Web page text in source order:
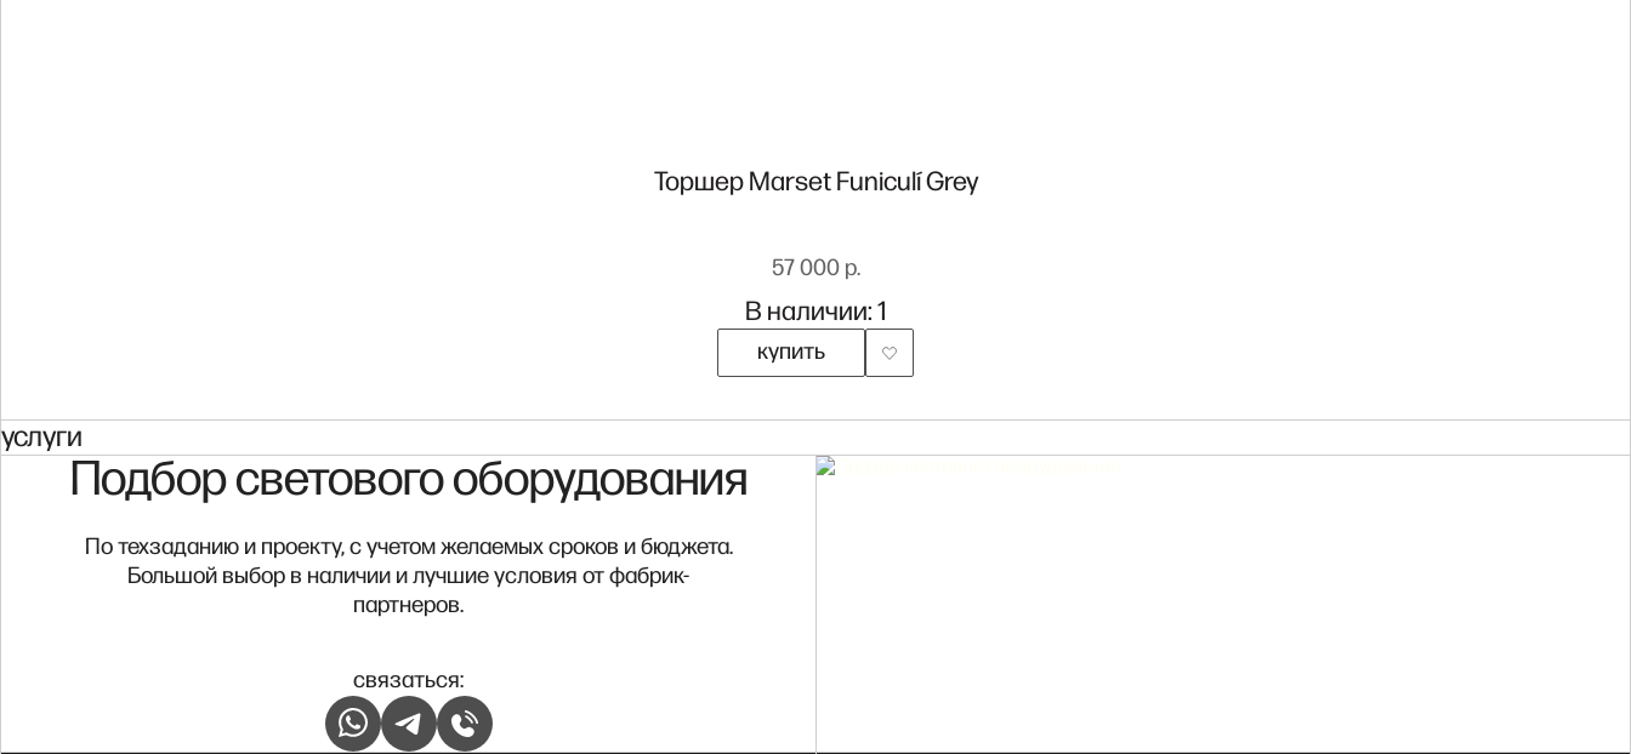
Торшер Marset Funiculí Grey
57 000 р.
В наличии: 1
купить
услуги
Подбор светового оборудования
По техзаданию и проекту, с учетом желаемых сроков и бюджета.
Большой выбор в наличии и лучшие условия от фабрик-
партнеров.
связаться: